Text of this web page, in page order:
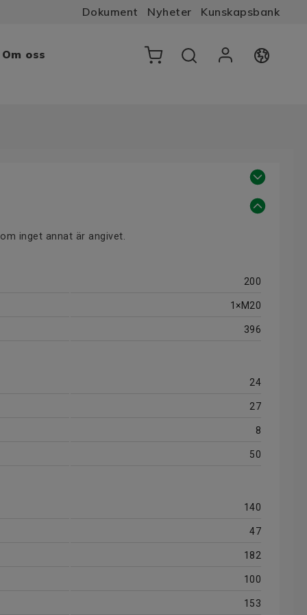
Dokument Nyheter Kunskapsbank
Om oss
inget annat är angivet.
200
1×M20
396
24
27
8
50
140
47
182
100
153